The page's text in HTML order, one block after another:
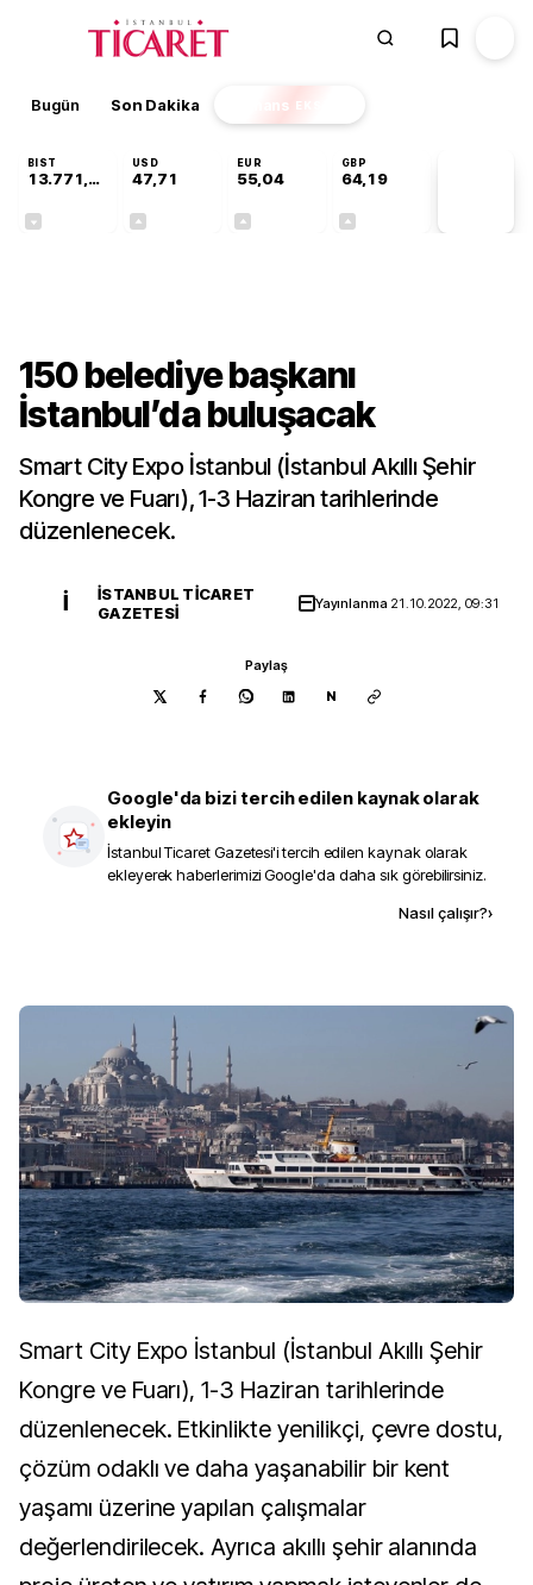
Bugün Son Dakika Finans EKSTRA
BIST
13.771,52
USD
47,71
EUR
55,04
GBP
64,19
150 belediye başkanı
İstanbul’da buluşacak
Smart City Expo İstanbul (İstanbul Akıllı Şehir
Kongre ve Fuarı), 1-3 Haziran tarihlerinde
düzenlenecek.
İ
İSTANBUL TICARET
GAZETESI
Yayınlanma 21.10.2022, 09:31
Paylaş
N
Google'da bizi tercih edilen kaynak olarak
ekleyin
İstanbul Ticaret Gazetesi'i tercih edilen kaynak olarak
ekleyerek haberlerimizi Google'da daha sık görebilirsiniz.
Nasıl çalışır?›
Smart City Expo İstanbul (İstanbul Akıllı Şehir
Kongre ve Fuarı), 1-3 Haziran tarihlerinde
düzenlenecek. Etkinlikte yenilikçi, çevre dostu,
çözüm odaklı ve daha yaşanabilir bir kent
yaşamı üzerine yapılan çalışmalar
değerlendirilecek. Ayrıca akıllı şehir alanında